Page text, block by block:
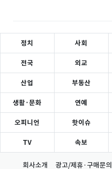
정치 사회
전국 외교
산업 부동산
생활·문화 연예
오피니언 핫이슈
TV 속보
회사소개 광고/제휴·구매문의